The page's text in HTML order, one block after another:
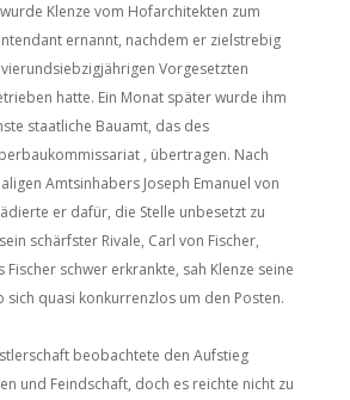
Klenze vom Hofarchitekten zum
ernannt, nachdem er zielstrebig
Vorgesetzten
hatte. Ein Monat später wurde ihm
staatliche Bauamt, das des
, übertragen. Nach
Amtsinhabers Joseph Emanuel von
er dafür, die Stelle unbesetzt zu
schärfster Rivale, Carl von Fischer,
schwer erkrankte, sah Klenze seine
sich quasi konkurrenzlos um den Posten.
beobachtete den Aufstieg
und Feindschaft, doch es reichte nicht zu